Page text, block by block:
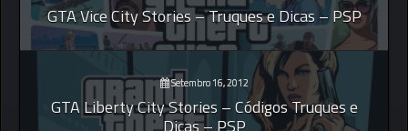
GTA Vice City Stories – Truques e Dicas – PSP
Setembro 16, 2012
GTA Liberty City Stories – Códigos Truques e
Dicas – PSP